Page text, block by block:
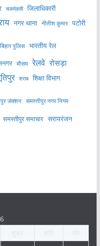
चकमेहसी जिलाधिकारी
नगर थाना नीतीश कुमार पटोरी
बिहार पुलिस भारतीय रेल
मौसम रेलवे रोसड़ा
शराब शिक्षा विभाग
जंक्शन समस्तीपुर नगर निगम
समस्तीपुर समाचार सरायरंजन